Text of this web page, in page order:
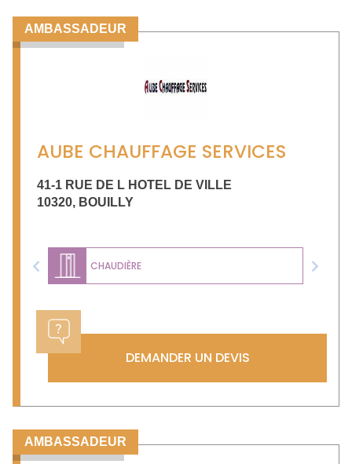
AMBASSADEUR
AUBE CHAUFFAGE SERVICES
41-1 RUE DE L HOTEL DE VILLE
10320, BOUILLY
CHAUDIÈRE
Previous Next
DEMANDER UN DEVIS
AMBASSADEUR